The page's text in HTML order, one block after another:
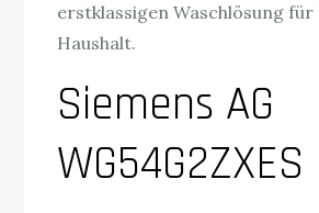
erstklassigen Waschlösung für
Haushalt.
Siemens AG
WG54G2ZXES